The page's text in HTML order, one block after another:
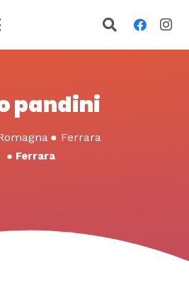
pandini
● Ferrara
● Ferrara